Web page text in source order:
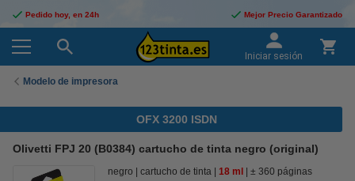
Pedido hoy, en 24h Mejor Precio Garantizado
Iniciar sesión
Modelo de impresora
OFX 3200 ISDN
Olivetti FPJ 20 (B0384) cartucho de tinta negro (original)
negro cartucho de tinta 18 ml ± 360 páginas